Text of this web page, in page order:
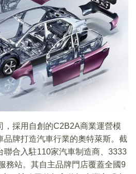
，採用自創的C2B2A商業運營模
品牌打造汽車行業的奧特萊斯。截
聯合入駐110家汽車制造商、3333
務站。其自主品牌門店覆蓋全國9